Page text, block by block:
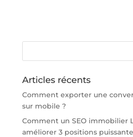
Articles récents
Comment exporter une
sur mobile ?
Comment un SEO immobilier
améliorer 3 positions